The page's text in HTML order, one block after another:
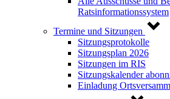
Ratsinformationssystem
Termine und Sitzungen
Sitzungsprotokolle
Sitzungsplan 2026
Sitzungen im RIS
Sitzungskalender
Einladung